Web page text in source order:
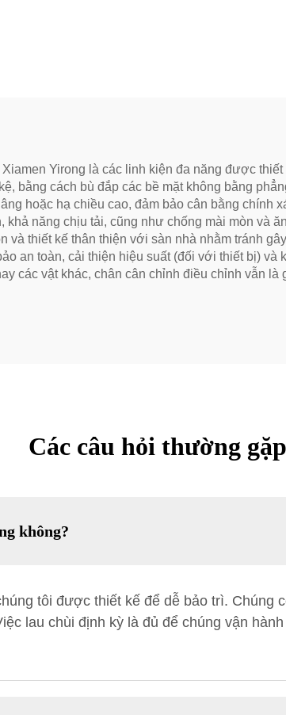
Yirong là các linh kiện đa năng được
bằng cách bù đắp các bề mặt không bằng
hoặc hạ chiều cao, đảm bảo cân bằng
khả năng chịu tải, cũng như chống mài mòn và
và thiết kế thân thiện với sàn nhà nhằm tránh
an toàn, cải thiện hiệu suất (đối với thiết bị)
các vật khác, chân cân chỉnh điều chỉnh vẫn
Các câu hỏi thường gặp
không?
tôi được thiết kế để dễ bảo trì. Chúng
lau chùi định kỳ là đủ để chúng vận